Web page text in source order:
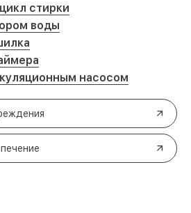
стирки
воды
насосом